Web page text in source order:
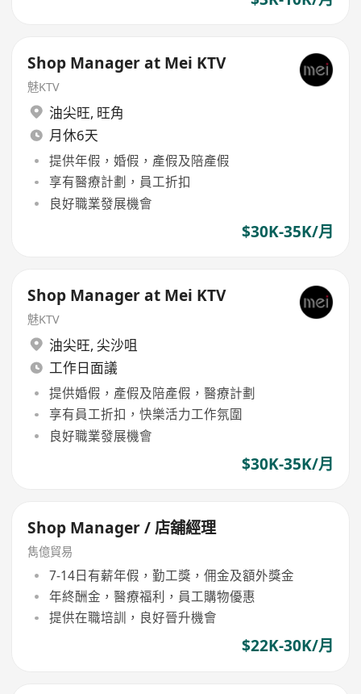
Shop Manager at Mei KTV
魅KTV
油尖旺, 旺角
月休6天
提供年假，婚假，產假及陪產假
享有醫療計劃，員工折扣
良好職業發展機會
$30K-35K/月
Shop Manager at Mei KTV
魅KTV
油尖旺, 尖沙咀
工作日面議
提供婚假，產假及陪產假，醫療計劃
享有員工折扣，快樂活力工作氛圍
良好職業發展機會
$30K-35K/月
Shop Manager / 店舖經理
雋億貿易
7-14日有薪年假，勤工獎，佣金及額外獎金
年終酬金，醫療福利，員工購物優惠
提供在職培訓，良好晉升機會
$22K-30K/月